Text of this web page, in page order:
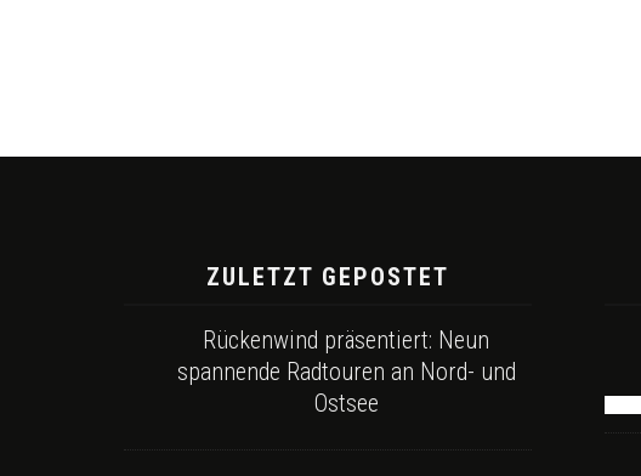
ZULETZT GEPOSTET
Rückenwind präsentiert: Neun
spannende Radtouren an Nord- und
Ostsee